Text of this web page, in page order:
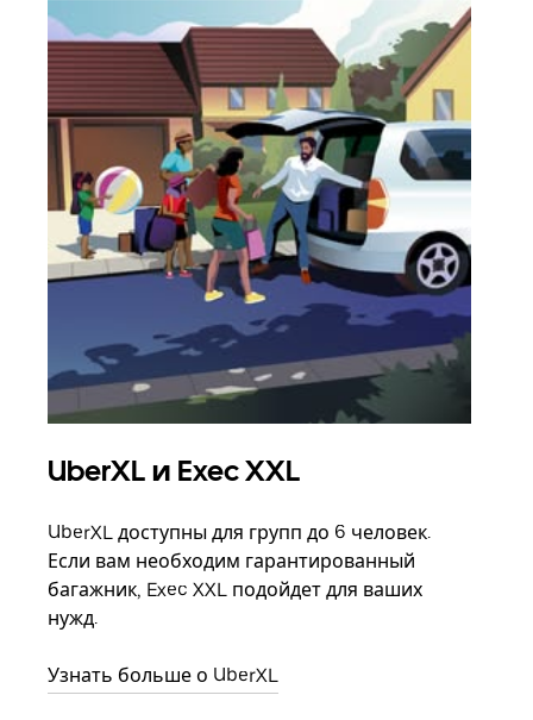
UberXL и Exec XXL
UberXL доступны для групп до 6 человек.
Если вам необходим гарантированный
багажник, Exec XXL подойдет для ваших
нужд.
Узнать больше о UberXL